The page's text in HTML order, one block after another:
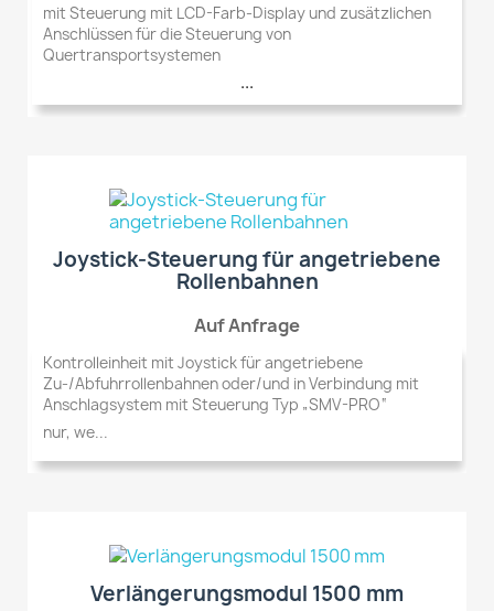
mit Steuerung mit LCD-Farb-Display und zusätzlichen
Anschlüssen für die Steuerung von
Quertransportsystemen
...
Joystick-Steuerung für angetriebene
Rollenbahnen
Auf Anfrage
Kontrolleinheit mit Joystick für angetriebene
Zu-/Abfuhrrollenbahnen oder/und in Verbindung mit
Anschlagsystem mit Steuerung Typ „SMV-PRO“
nur, we...
Verlängerungsmodul 1500 mm